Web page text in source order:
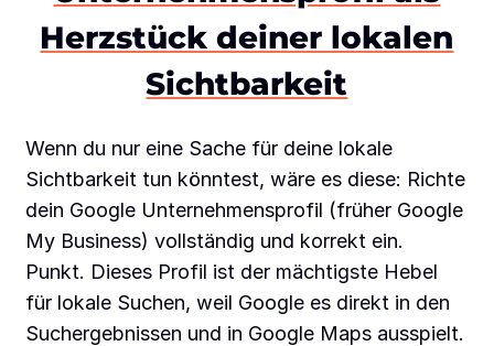
Herzstück deiner lokalen
Sichtbarkeit
Wenn du nur eine Sache für deine lokale
Sichtbarkeit tun könntest, wäre es diese: Richte
dein Google Unternehmensprofil (früher Google
My Business) vollständig und korrekt ein.
Punkt. Dieses Profil ist der mächtigste Hebel
für lokale Suchen, weil Google es direkt in den
Suchergebnissen und in Google Maps ausspielt.